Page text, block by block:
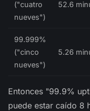
("cuatro
nueves")
52.6
99.999%
("cinco
nueves")
5.26
Entonces "99.9%
puede estar caído 8